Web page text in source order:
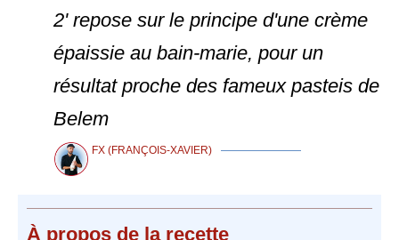
2' repose sur le principe d'une crème
épaissie au bain-marie, pour un
résultat proche des fameux pasteis de
Belem
FX (FRANÇOIS-XAVIER)
À propos de la recette